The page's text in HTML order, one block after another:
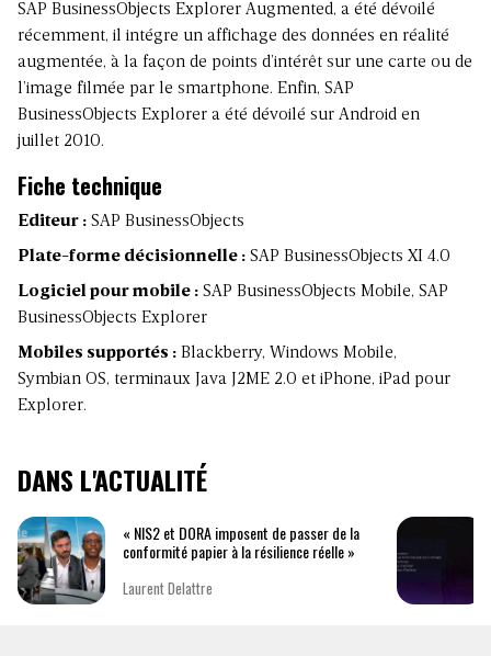
SAP BusinessObjects Explorer Augmented, a été dévoilé
récemment, il intégre un affichage des données en réalité
augmentée, à la façon de points d’intérêt sur une carte ou de
l’image filmée par le smartphone. Enfin, SAP
BusinessObjects Explorer a été dévoilé sur Android en
juillet 2010.
Fiche technique
Editeur : SAP BusinessObjects
Plate-forme décisionnelle : SAP BusinessObjects XI 4.0
Logiciel pour mobile : SAP BusinessObjects Mobile, SAP
BusinessObjects Explorer
Mobiles supportés : Blackberry, Windows Mobile,
Symbian OS, terminaux Java J2ME 2.0 et iPhone, iPad pour
Explorer.
DANS L'ACTUALITÉ
« NIS2 et DORA imposent de passer de la
conformité papier à la résilience réelle »
Laurent Delattre